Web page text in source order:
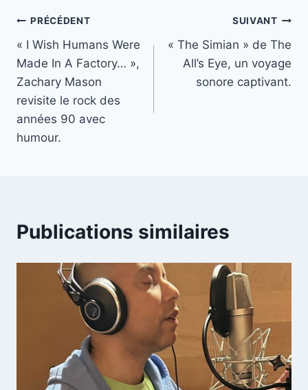
Navigation
de
l’article
PRÉCÉDENT
« I Wish Humans Were
Made In A Factory… »,
Zachary Mason
revisite le rock des
années 90 avec
humour.
SUIVANT
« The Simian » de The
All’s Eye, un voyage
sonore captivant.
Publications similaires